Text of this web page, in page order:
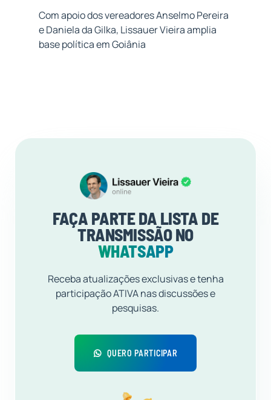
Com apoio dos vereadores Anselmo Pereira
e Daniela da Gilka, Lissauer Vieira amplia
base política em Goiânia
FAÇA PARTE DA LISTA DE
TRANSMISSÃO NO
WHATSAPP
Receba atualizações exclusivas e tenha
participação ATIVA nas discussões e
pesquisas.
QUERO PARTICIPAR